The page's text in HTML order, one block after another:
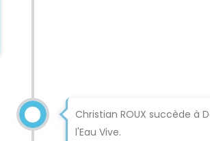
Christian ROUX succède à
l'Eau Vive.